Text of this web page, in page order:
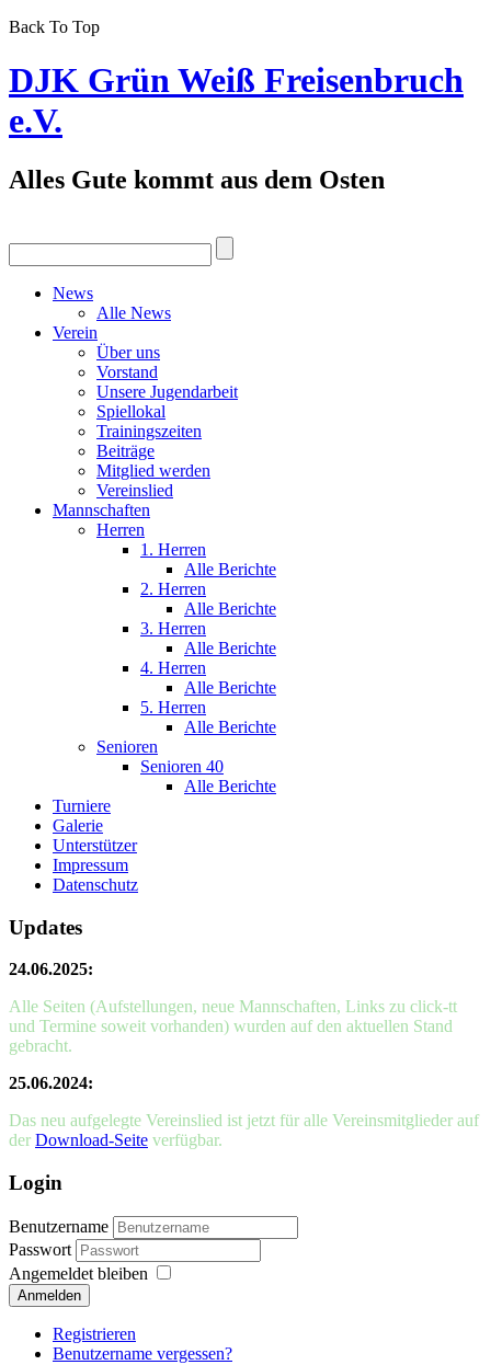
Back To Top
DJK Grün Weiß Freisenbruch
e.V.
Alles Gute kommt aus dem Osten
News
Alle News
Verein
Über uns
Vorstand
Unsere Jugendarbeit
Spiellokal
Trainingszeiten
Beiträge
Mitglied werden
Vereinslied
Mannschaften
Herren
1. Herren
Alle Berichte
2. Herren
Alle Berichte
3. Herren
Alle Berichte
4. Herren
Alle Berichte
5. Herren
Alle Berichte
Senioren
Senioren 40
Alle Berichte
Turniere
Galerie
Unterstützer
Impressum
Datenschutz
Updates
24.06.2025:
Alle Seiten (Aufstellungen, neue Mannschaften, Links zu click-tt
und Termine soweit vorhanden) wurden auf den aktuellen Stand
gebracht.
25.06.2024:
Das neu aufgelegte Vereinslied ist jetzt für alle Vereinsmitglieder auf
der Download-Seite verfügbar.
Login
Benutzername
Passwort
Angemeldet bleiben
Anmelden
Registrieren
Benutzername vergessen?